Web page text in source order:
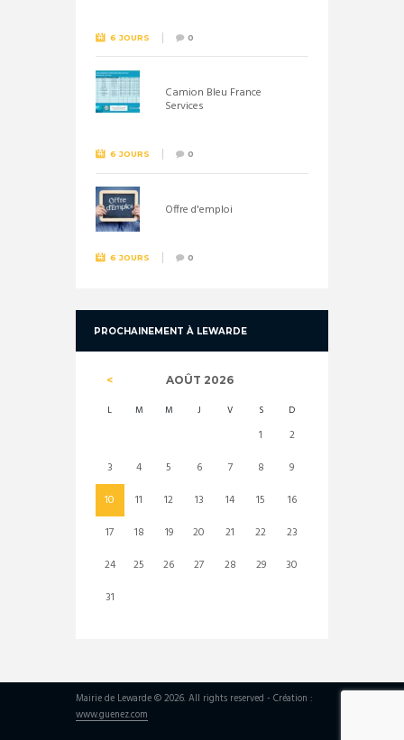
6 JOURS 0
Camion Bleu France
Services
6 JOURS 0
Offre d'emploi
6 JOURS 0
PROCHAINEMENT À LEWARDE
AOÛT 2026
L M M J V S D
1
2
3
4 5 6 7 8
9
10
11 12 13 14 15
16
17
18 19 20 21 22
23
24
25 26 27 28 29
30
31
Mairie de Lewarde © 2026. All rights reserved - Création :
www.guenez.com